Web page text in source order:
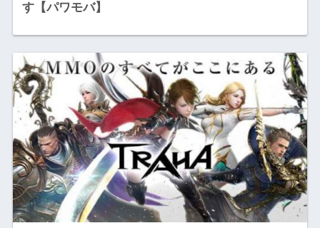
す【パワモバ】